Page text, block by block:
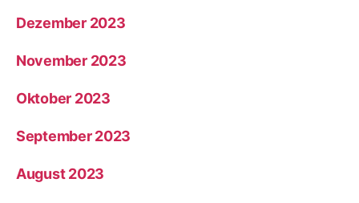
Dezember 2023
November 2023
Oktober 2023
September 2023
August 2023